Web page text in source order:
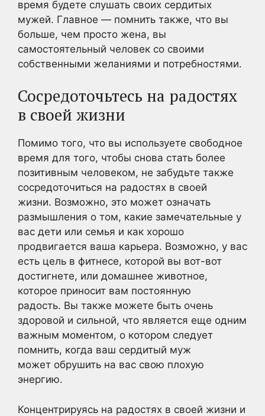
время будете слушать своих сердитых
мужей. Главное — помнить также, что вы
больше, чем просто жена, вы
самостоятельный человек со своими
собственными желаниями и потребностями.
Сосредоточьтесь на радостях
в своей жизни
Помимо того, что вы используете свободное
время для того, чтобы снова стать более
позитивным человеком, не забудьте также
сосредоточиться на радостях в своей
жизни. Возможно, это может означать
размышления о том, какие замечательные у
вас дети или семья и как хорошо
продвигается ваша карьера. Возможно, у вас
есть цель в фитнесе, которой вы вот-вот
достигнете, или домашнее животное,
которое приносит вам постоянную
радость. Вы также можете быть очень
здоровой и сильной, что является еще одним
важным моментом, о котором следует
помнить, когда ваш сердитый муж
может обрушить на вас свою плохую
энергию.
Концентрируясь на радостях в своей жизни и